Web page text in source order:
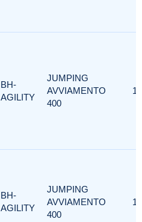
BH-
AGILITY
JUMPING
AVVIAMENTO
400
1
BH-
AGILITY
JUMPING
AVVIAMENTO
400
1